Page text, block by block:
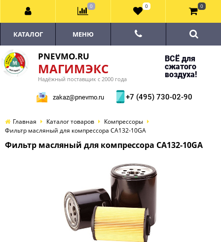
PNEVMO.RU
МАГИМЭКС
Надёжный поставщик с 2000 года
ВСЁ для
сжатого
воздуха!
zakaz@pnevmo.ru +7 (495) 730-02-90
КАТАЛОГ МЕНЮ
Главная Каталог товаров
Компрессоры
Фильтр масляный для компрессора CA132-10GA
Фильтр масляный для компрессора CA132-10GA
0 0 0